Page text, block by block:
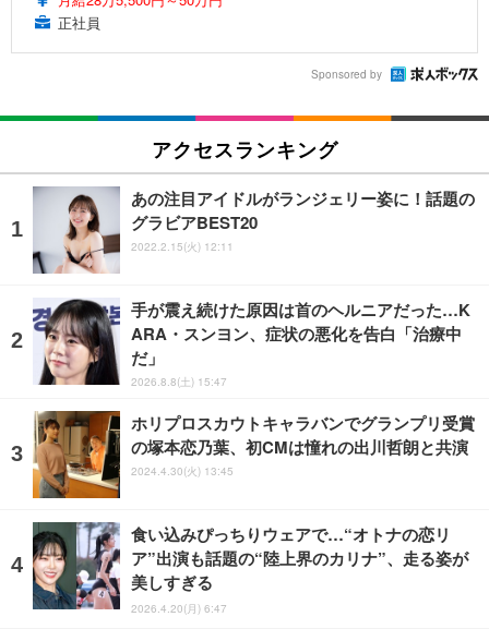
正社員
Sponsored by
アクセスランキング
あの注目アイドルがランジェリー姿に！話題の
グラビアBEST20
2022.2.15(火) 12:11
手が震え続けた原因は首のヘルニアだった…K
ARA・スンヨン、症状の悪化を告白「治療中
だ」
2026.8.8(土) 15:47
ホリプロスカウトキャラバンでグランプリ受賞
の塚本恋乃葉、初CMは憧れの出川哲朗と共演
2024.4.30(火) 13:45
食い込みぴっちりウェアで…“オトナの恋リ
ア”出演も話題の“陸上界のカリナ”、走る姿が
美しすぎる
2026.4.20(月) 6:47